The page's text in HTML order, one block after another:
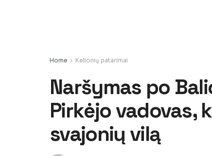
Home Kelionių patarimai
Naršymas po
Pirkėjo vadovas,
svajonių vilą